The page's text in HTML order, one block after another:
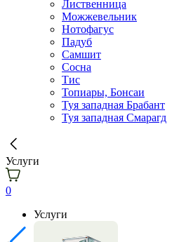
Лиственница
Можжевельник
Нотофагус
Падуб
Самшит
Сосна
Тис
Топиары, Бонсаи
Туя западная Брабант
Туя западная Смарагд
Услуги
0
Услуги